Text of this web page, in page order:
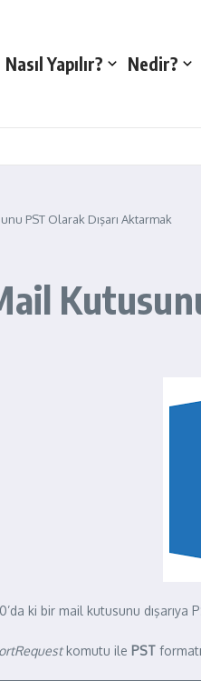
Nasıl Yapılır? Nedir?
PST Olarak Dışarı Aktarmak
ki bir mail kutusunu
komutu ile PST